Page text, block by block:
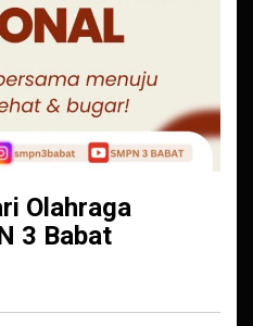
Olahraga
3 Babat